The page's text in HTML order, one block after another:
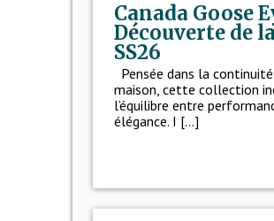
Canada Goose
Découverte de
SS26
Pensée dans la
maison, cette collection
l’équilibre entre
élégance. I [...]